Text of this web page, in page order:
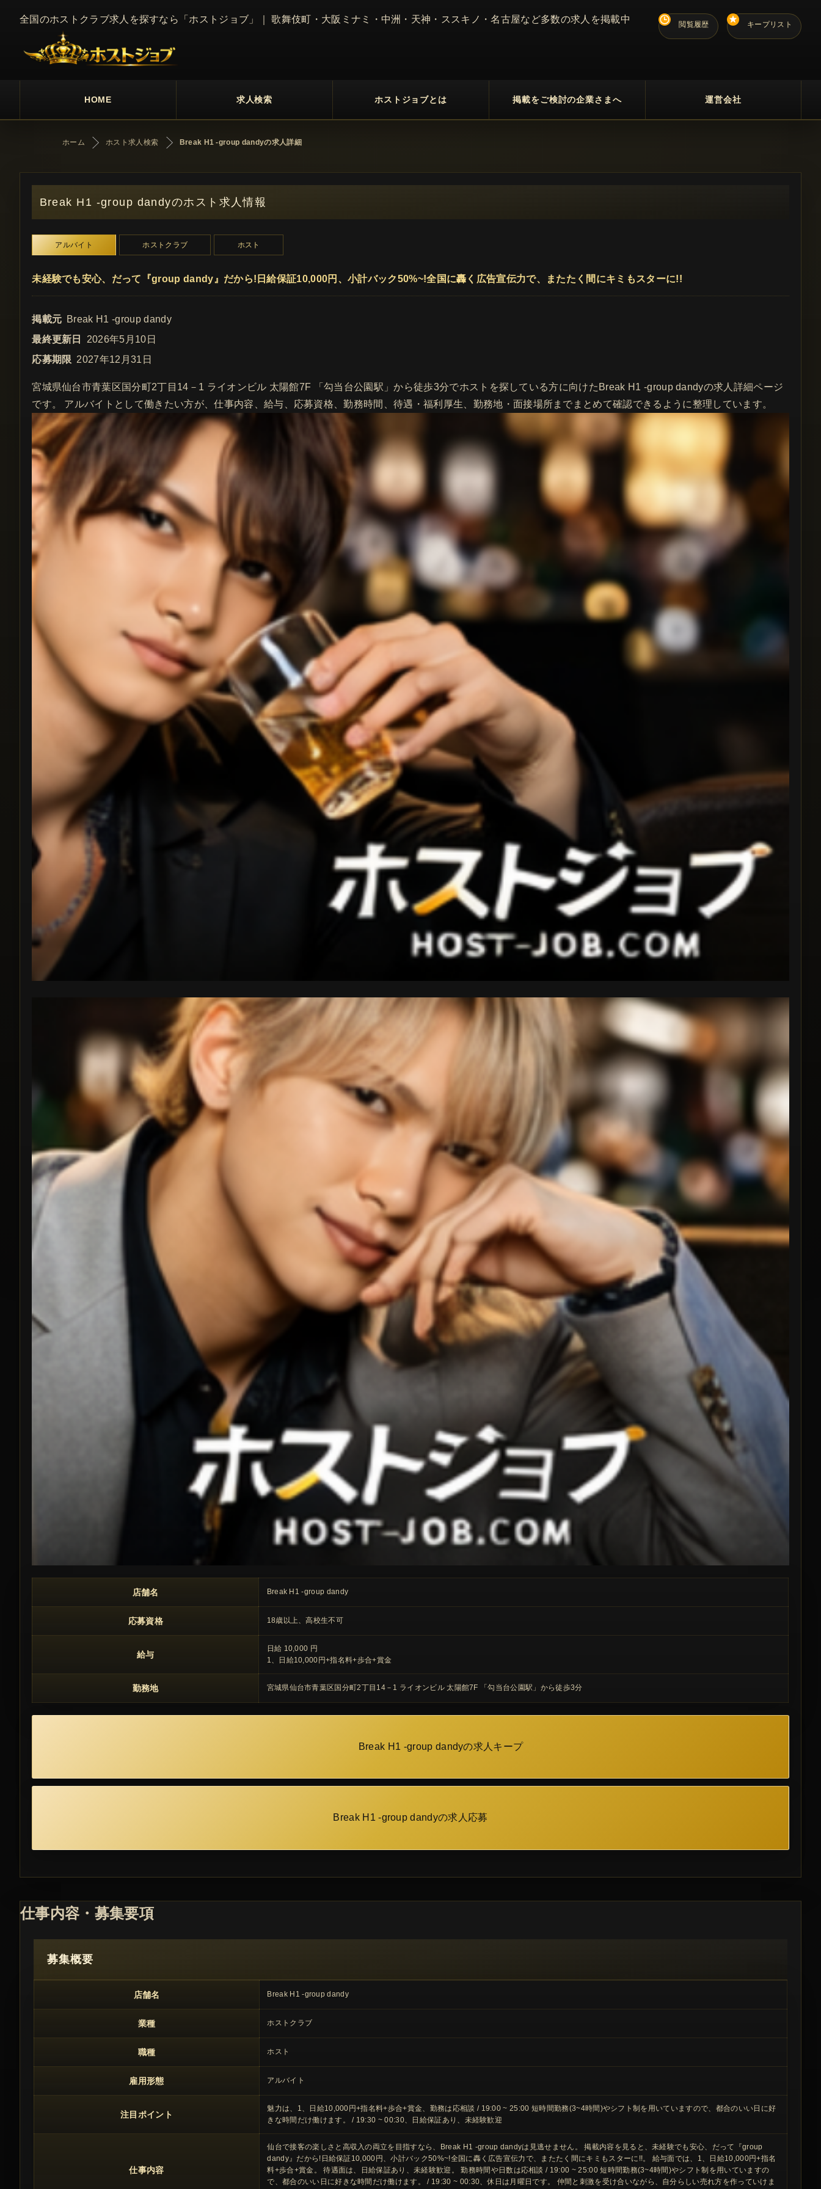
全国のホストクラブ求人を探すなら「ホストジョブ」｜ 歌舞伎町・大阪ミナミ・中洲・天神・ススキノ・名古屋など多数の求人を掲載中 閲覧履歴 キープリスト
HOME 求人検索 ホストジョブとは 掲載をご検討の企業さまへ 運営会社
ホーム ホスト求人検索 Break H1 -group dandyの求人詳細
Break H1 -group dandyのホスト求人情報
アルバイト ホストクラブ ホスト
未経験でも安心、だって『group dandy』だから!日給保証10,000円、小計バック50%~!全国に轟く広告宣伝力で、またたく間にキミもスターに!!
掲載元 Break H1 -group dandy
最終更新日
2026年5月10日
応募期限 2027年12月31日
宮城県仙台市青葉区国分町2丁目14－1 ライオンビル 太陽館7F 「勾当台公園駅」から徒歩3分でホストを探している方に向けたBreak H1 -group dandyの求人詳細ページ
です。 アルバイトとして働きたい方が、仕事内容、給与、応募資格、勤務時間、待遇・福利厚生、勤務地・面接場所までまとめて確認できるように整理しています。
この求人の注目ポイント
店舗名 Break H1 -group dandy
応募資格 18歳以上、高校生不可
給与
日給 10,000 円
1、日給10,000円+指名料+歩合+賞金
勤務地 宮城県仙台市青葉区国分町2丁目14－1 ライオンビル 太陽館7F 「勾当台公園駅」から徒歩3分
Break H1 -group dandyの求人キープ
Break H1 -group dandyの求人応募
仕事内容・募集要項
募集概要
店舗名 Break H1 -group dandy
業種 ホストクラブ
職種 ホスト
雇用形態 アルバイト
注目ポイント
魅力は、1、日給10,000円+指名料+歩合+賞金、勤務は応相談 / 19:00 ~ 25:00 短時間勤務(3~4時間)やシフト制を用いていますので、都合のいい日に好
きな時間だけ働けます。 / 19:30 ~ 00:30、日給保証あり、未経験歓迎
仕事内容
仙台で接客の楽しさと高収入の両立を目指すなら、Break H1 -group dandyは見逃せません。 掲載内容を見ると、未経験でも安心、だって『group
dandy』だから!日給保証10,000円、小計バック50%~!全国に轟く広告宣伝力で、またたく間にキミもスターに!!。 給与面では、1、日給10,000円+指名
料+歩合+賞金。 待遇面は、日給保証あり、未経験歓迎。 勤務時間や日数は応相談 / 19:00 ~ 25:00 短時間勤務(3~4時間)やシフト制を用いていますの
で、都合のいい日に好きな時間だけ働けます。 / 19:30 ~ 00:30、休日は月曜日です。 仲間と刺激を受け合いながら、自分らしい売れ方を作っていけま